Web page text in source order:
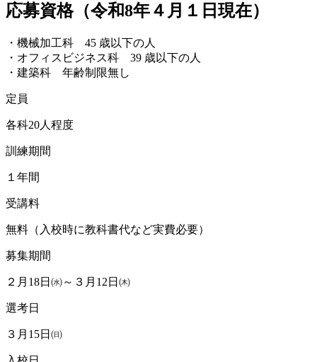
応募資格（令和8年４月１日現在）
・機械加工科 45 歳以下の人
・オフィスビジネス科 39 歳以下の人
・建築科 年齢制限無し
定員
各科20人程度
訓練期間
１年間
受講料
無料（入校時に教科書代など実費必要）
募集期間
２月18日㈬～３月12日㈭
選考日
３月15日㈰